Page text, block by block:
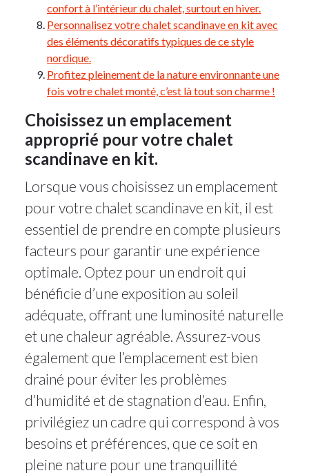
confort à l’intérieur du chalet, surtout en hiver.
Personnalisez votre chalet scandinave en kit avec
des éléments décoratifs typiques de ce style
nordique.
Profitez pleinement de la nature environnante une
fois votre chalet monté, c’est là tout son charme !
Choisissez un emplacement
approprié pour votre chalet
scandinave en kit.
Lorsque vous choisissez un emplacement
pour votre chalet scandinave en kit, il est
essentiel de prendre en compte plusieurs
facteurs pour garantir une expérience
optimale. Optez pour un endroit qui
bénéficie d’une exposition au soleil
adéquate, offrant une luminosité naturelle
et une chaleur agréable. Assurez-vous
également que l’emplacement est bien
drainé pour éviter les problèmes
d’humidité et de stagnation d’eau. Enfin,
privilégiez un cadre qui correspond à vos
besoins et préférences, que ce soit en
pleine nature pour une tranquillité